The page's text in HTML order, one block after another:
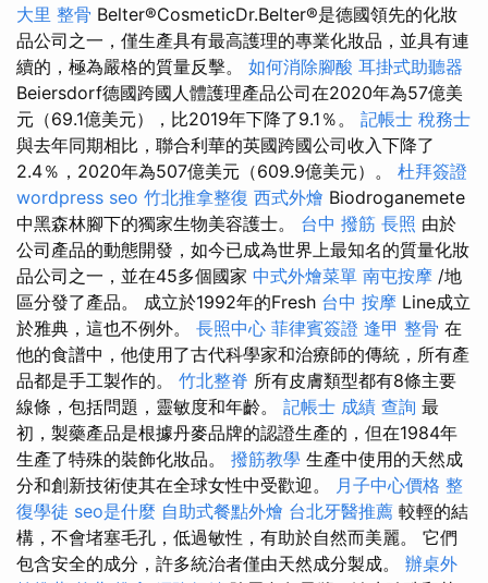
大里 整骨 Belter®CosmeticDr.Belter®是德國領先的化妝
品公司之一，僅生產具有最高護理的專業化妝品，並具有連
續的，極為嚴格的質量反擊。 如何消除腳酸 耳掛式助聽器
Beiersdorf德國跨國人體護理產品公司在2020年為57億美
元（69.1億美元），比2019年下降了9.1％。 記帳士 稅務士
與去年同期相比，聯合利華的英國跨國公司收入下降了
2.4％，2020年為507億美元（609.9億美元）。 杜拜簽證
wordpress seo 竹北推拿整復 西式外燴 Biodroganemete
中黑森林腳下的獨家生物美容護士。 台中 撥筋 長照 由於
公司產品的動態開發，如今已成為世界上最知名的質量化妝
品公司之一，並在45多個國家 中式外燴菜單 南屯按摩 /地
區分發了產品。 成立於1992年的Fresh 台中 按摩 Line成立
於雅典，這也不例外。 長照中心 菲律賓簽證 逢甲 整骨 在
他的食譜中，他使用了古代科學家和治療師的傳統，所有產
品都是手工製作的。 竹北整脊 所有皮膚類型都有8條主要
線條，包括問題，靈敏度和年齡。 記帳士 成績 查詢 最
初，製藥產品是根據丹麥品牌的認證生產的，但在1984年
生產了特殊的裝飾化妝品。 撥筋教學 生產中使用的天然成
分和創新技術使其在全球女性中受歡迎。 月子中心價格 整
復學徒 seo是什麼 自助式餐點外燴 台北牙醫推薦 較輕的結
構，不會堵塞毛孔，低過敏性，有助於自然而美麗。 它們
包含安全的成分，許多統治者僅由天然成分製成。 辦桌外